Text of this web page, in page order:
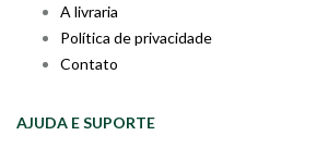
A livraria
Política de privacidade
Contato
AJUDA E SUPORTE